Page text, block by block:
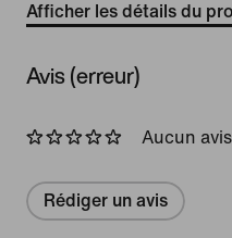
Afficher les détails du
Avis (erreur)
Aucun avis
Rédiger un avis